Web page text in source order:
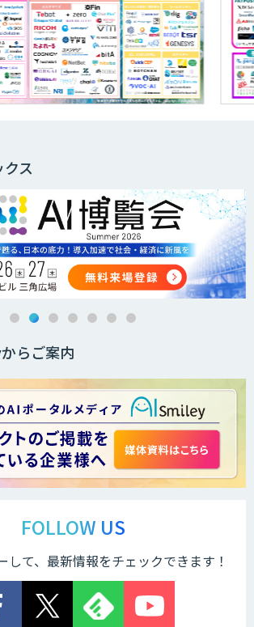
ニーズを理解する対話型AIエージェント
「AI’mON for 展示会」
TIGEREYE AGENT
音声認識向け多言語音声コーパス販売サ
ービス
AI開発・伴走支援・内製化支援
法人向け生成AIチャットサービス「ナレ
フルチャット」
Safe AI Bot
ス
らご案内
FOLLOW US
して、最新情報をチェックできます！